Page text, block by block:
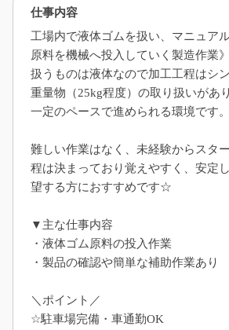
仕事内容
工場内で液体ゴムを扱い、マニュア
原料を機械へ投入していく製造作業》
扱うものは液体なので加工工程はシン
重量物（25kg程度）の取り扱いがあ
一定のペースで進められる環境です。
難しい作業はなく、未経験からスタ
程は決まっており覚えやすく、安定
望する方におすすめです☆
▼主な仕事内容
・液体ゴム原料の投入作業
・製品の確認や簡単な補助作業あり
＼ポイント／
☆駐車場完備・車通勤OK